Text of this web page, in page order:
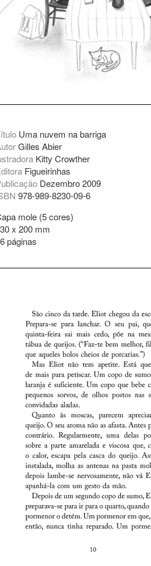
Uma nuvem na barriga
Gilles Abier
Kitty Crowther
Figueirinhas
Dezembro 2009
978-989-8230-09-6
mole (5 cores)
x 200 mm
páginas